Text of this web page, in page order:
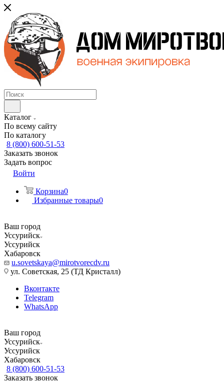
Каталог
По всему сайту
По каталогу
8 (800) 600-51-53
Заказать звонок
Задать вопрос
Войти
Корзина0
Избранные товары0
Ваш город
Уссурийск
Уссурийск
Хабаровск
u.sovetskaya@mirotvorecdv.ru
ул. Советская, 25 (ТД Кристалл)
Вконтакте
Telegram
WhatsApp
Ваш город
Уссурийск
Уссурийск
Хабаровск
8 (800) 600-51-53
Заказать звонок